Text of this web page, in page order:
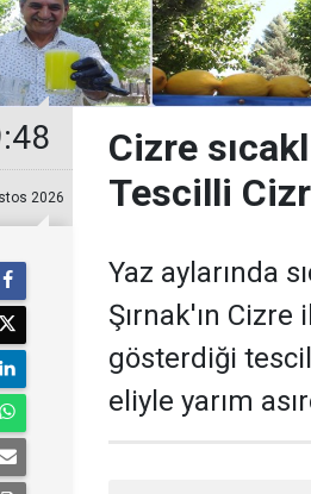
2026
Cizre
Tescilli
Yaz aylarında
Şırnak'ın
gösterdiği
eliyle yarım